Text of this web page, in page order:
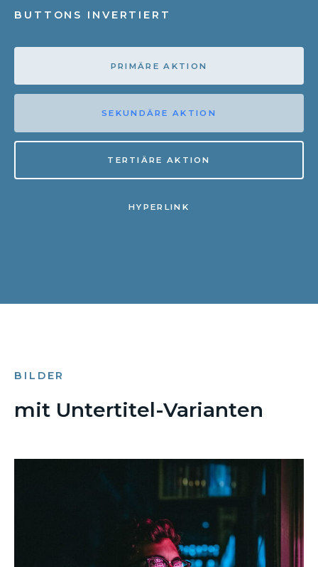
BUTTONS INVERTIERT
PRIMÄRE AKTION
SEKUNDÄRE AKTION
TERTIÄRE AKTION
HYPERLINK
BILDER
mit Untertitel-Varianten